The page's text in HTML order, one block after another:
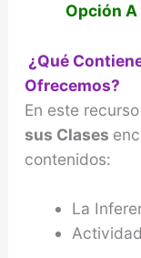
Opción A
¿Qué
Ofrecemos?
En este
sus Clases
contenidos:
La